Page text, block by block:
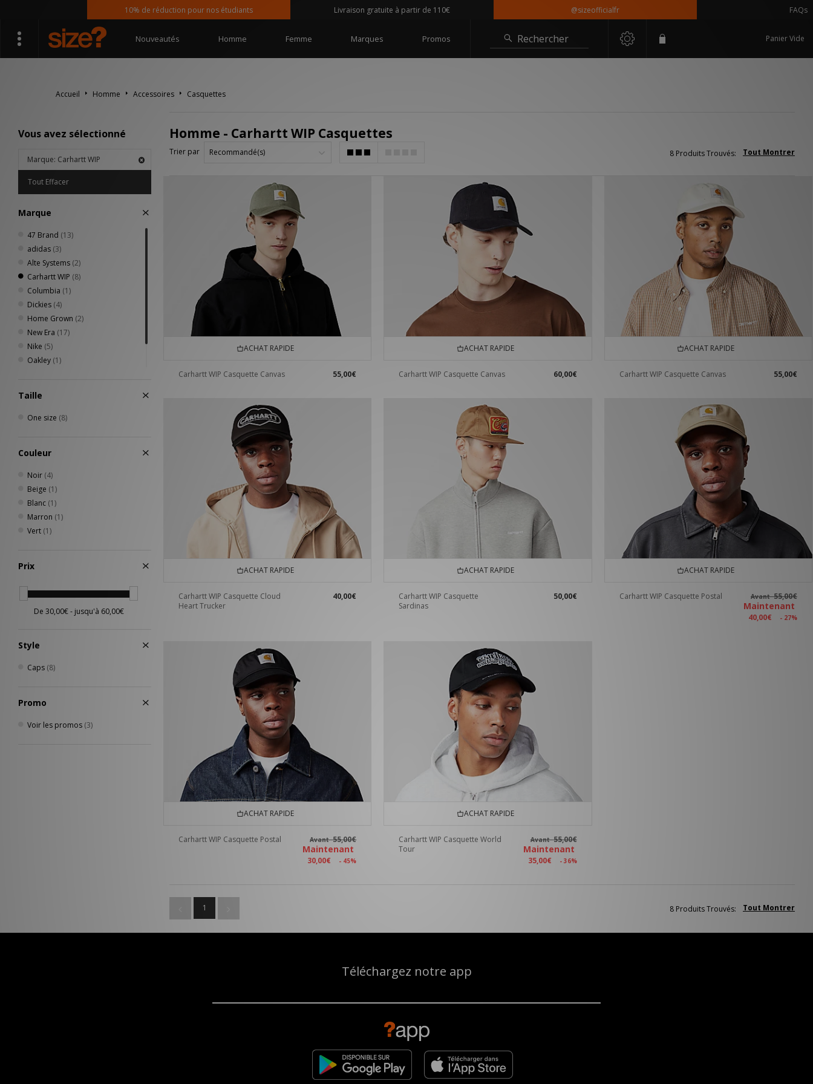
10% de réduction pour nos étudiants Livraison gratuite à partir de 110€ @sizeofficialfr FAQs
Nouveautés Homme Femme Marques Promos Rechercher Panier Vide
Accueil Homme Accessoires Casquettes
Vous avez sélectionné
Marque: Carhartt WIP
Tout Effacer
Marque
47 Brand (13)
adidas (3)
Alte Systems (2)
Carhartt WIP (8)
Columbia (1)
Dickies (4)
Home Grown (2)
New Era (17)
Nike (5)
Oakley (1)
Taille
One size (8)
Couleur
Noir (4)
Beige (1)
Blanc (1)
Marron (1)
Vert (1)
Prix
Style
Caps (8)
Promo
Voir les promos (3)
Homme - Carhartt WIP Casquettes
Trier par Tout Montrer
8 Produits Trouvés:
ACHAT RAPIDE
Carhartt WIP Casquette Canvas 55,00€
ACHAT RAPIDE
Carhartt WIP Casquette Canvas 60,00€
ACHAT RAPIDE
Carhartt WIP Casquette Canvas 55,00€
ACHAT RAPIDE
Carhartt WIP Casquette Cloud
Heart Trucker
40,00€
ACHAT RAPIDE
Carhartt WIP Casquette
Sardinas
50,00€
ACHAT RAPIDE
Carhartt WIP Casquette Postal Avant55,00€
Maintenant
40,00€ - 27%
ACHAT RAPIDE
Carhartt WIP Casquette Postal Avant55,00€
Maintenant
30,00€ - 45%
ACHAT RAPIDE
Carhartt WIP Casquette World
Tour
Avant55,00€
Maintenant
35,00€ - 36%
1 Tout Montrer
8 Produits Trouvés:
Téléchargez notre app